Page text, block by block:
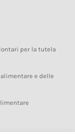
per la tutela
e delle